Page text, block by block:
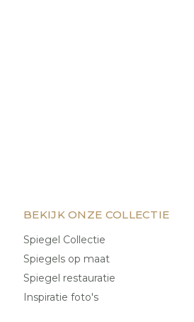
BEKIJK ONZE COLLECTIE
Spiegel Collectie
Spiegels op maat
Spiegel restauratie
Inspiratie foto's